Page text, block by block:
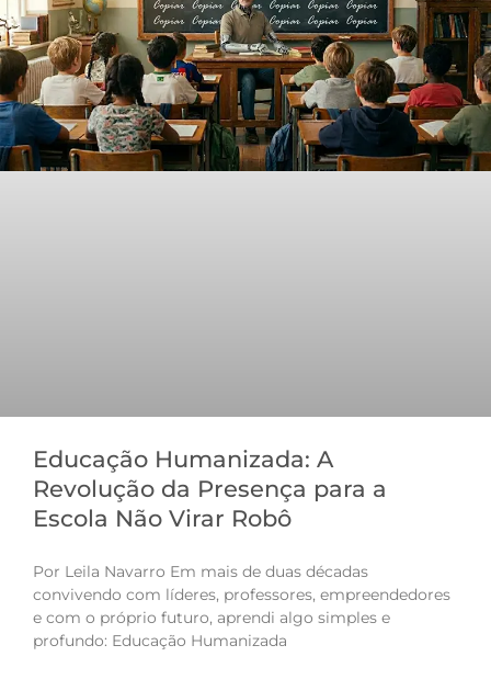
Educação Humanizada: A
Revolução da Presença para a
Escola Não Virar Robô
Por Leila Navarro Em mais de duas décadas
convivendo com líderes, professores, empreendedores
e com o próprio futuro, aprendi algo simples e
profundo: Educação Humanizada